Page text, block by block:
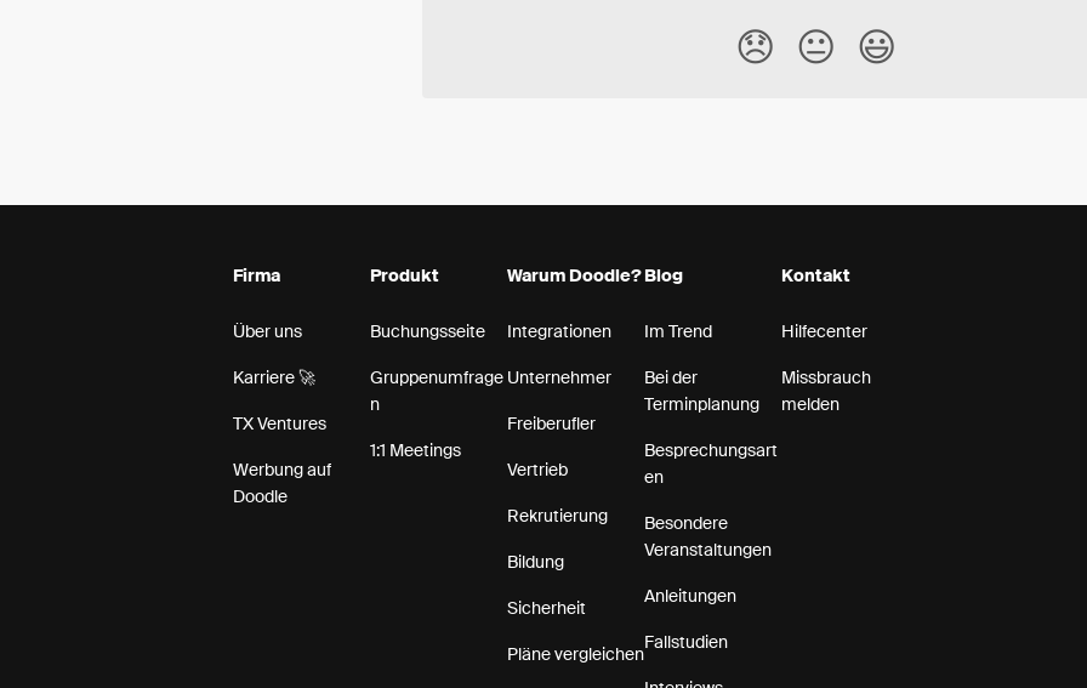
😞 😐 😃
Firma
Über uns
Karriere 🚀
TX Ventures
Werbung auf
Doodle
Produkt
Buchungsseite
Gruppenumfrage
n
1:1 Meetings
Warum Doodle?
Integrationen
Unternehmer
Freiberufler
Vertrieb
Rekrutierung
Bildung
Sicherheit
Pläne vergleichen
Blog
Im Trend
Bei der
Terminplanung
Besprechungsart
en
Besondere
Veranstaltungen
Anleitungen
Fallstudien
Kontakt
Hilfecenter
Missbrauch
melden